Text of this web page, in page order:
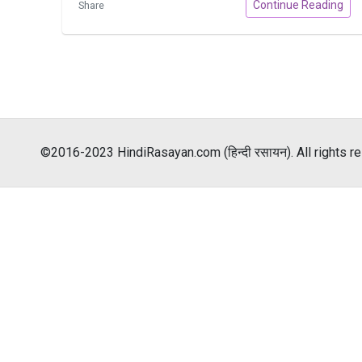
Share Continue Reading
©2016-2023 HindiRasayan.com (हिन्दी रसायन). All rights